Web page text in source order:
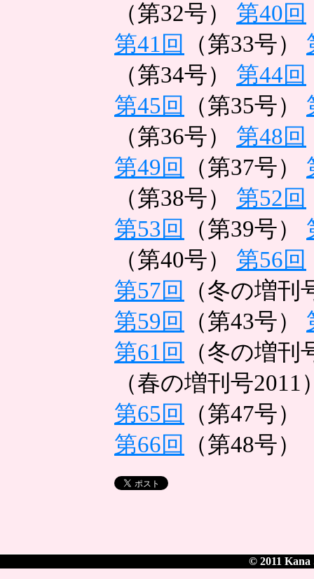
（第32号） 第40回
第41回
（第33号）
（第34号） 第44回
第45回
（第35号）
（第36号） 第48回
第49回
（第37号）
（第38号） 第52回
第53回
（第39号）
（第40号） 第56回
第57回
（冬の増刊
第59回
（第43号）
第61回
（冬の増刊
（春の増刊号2011
第65回
（第47号）
第66回
（第48号）
© 2011 Kana